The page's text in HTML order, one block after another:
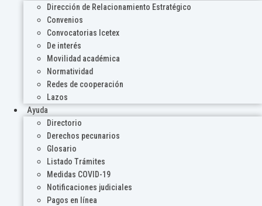
Dirección de Relacionamiento Estratégico
Convenios
Convocatorias Icetex
De interés
Movilidad académica
Normatividad
Redes de cooperación
Lazos
Ayuda
Directorio
Derechos pecunarios
Glosario
Listado Trámites
Medidas COVID-19
Notificaciones judiciales
Pagos en línea